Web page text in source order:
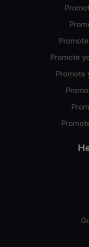
Promote
Promote